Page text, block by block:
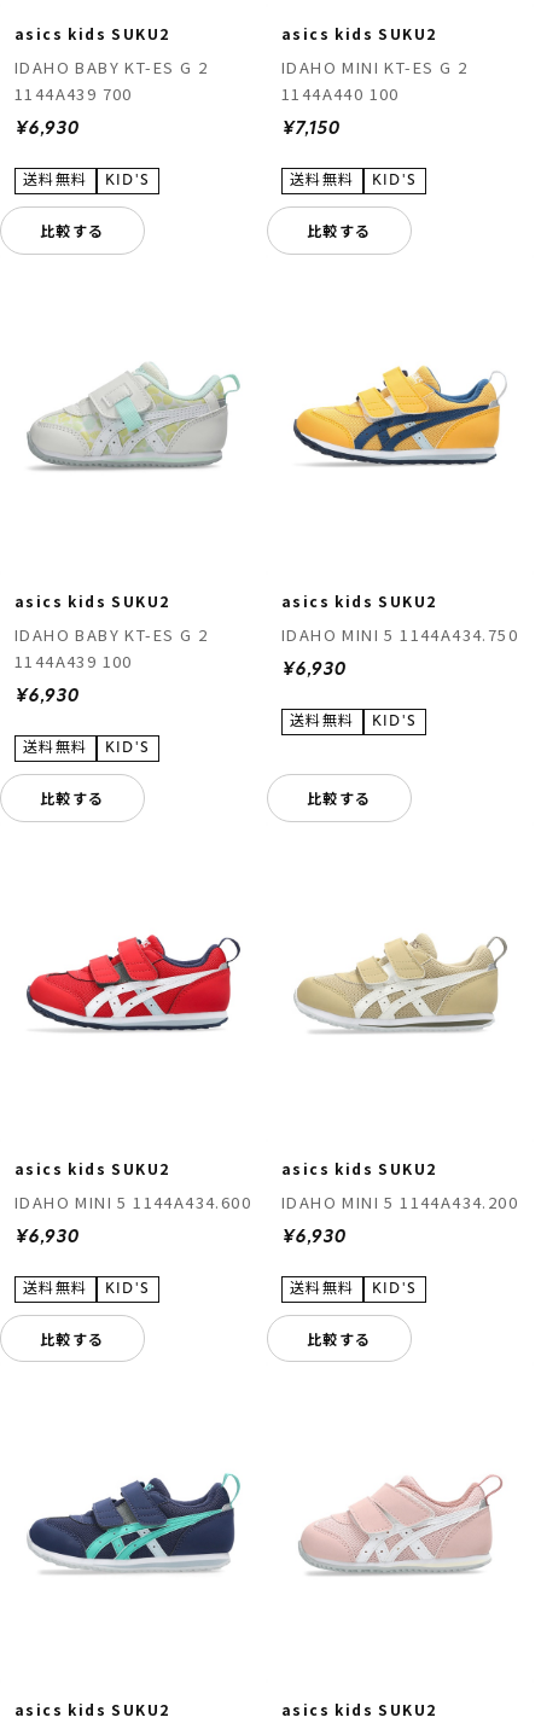
asics kids SUKU2
IDAHO BABY KT-ES G 2
1144A439 700
¥6,930
比較する
asics kids SUKU2
IDAHO MINI KT-ES G 2
1144A440 100
¥7,150
比較する
asics kids SUKU2
IDAHO BABY KT-ES G 2
1144A439 100
¥6,930
比較する
asics kids SUKU2
IDAHO MINI 5 1144A434.750
¥6,930
比較する
asics kids SUKU2
IDAHO MINI 5 1144A434.600
¥6,930
比較する
asics kids SUKU2
IDAHO MINI 5 1144A434.200
¥6,930
比較する
asics kids SUKU2 asics kids SUKU2